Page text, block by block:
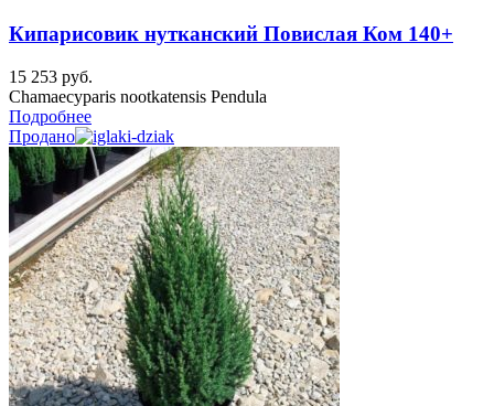
Кипарисовик нутканский Повислая Ком 140+
15 253 руб.
Chamaecyparis nootkatensis Pendula
Подробнее
Продано